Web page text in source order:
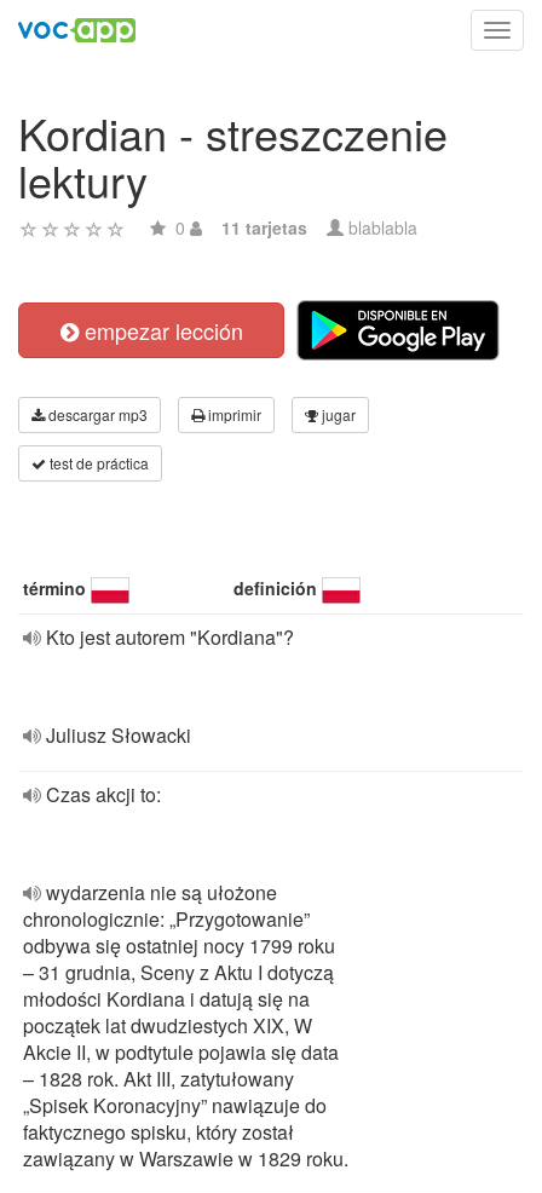
Kordian - streszczenie
lektury
0 11 tarjetas blablabla
empezar lección
descargar mp3 imprimir jugar
test de práctica
término definición
Kto jest autorem "Kordiana"?
Juliusz Słowacki
Czas akcji to:
wydarzenia nie są ułożone
chronologicznie: „Przygotowanie”
odbywa się ostatniej nocy 1799 roku
– 31 grudnia, Sceny z Aktu I dotyczą
młodości Kordiana i datują się na
początek lat dwudziestych XIX, W
Akcie II, w podtytule pojawia się data
– 1828 rok. Akt III, zatytułowany
„Spisek Koronacyjny” nawiązuje do
faktycznego spisku, który został
zawiązany w Warszawie w 1829 roku.